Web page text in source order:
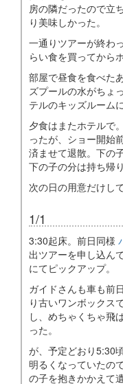
房の隣だったので立
り美味しかった。
一通りツアーが終わ
らい食を買ってから
部屋で昼食を食べた
ズプールの水がちょ
テルのキッズルーム
夕食はまたホテルで
ったが、ショー開始
済ませて退散。下の
下の子の分は持ち帰り
次の日の用意だけし
1/1
3:30起床。前日同様
出ツアーを申し込ん
にてピックアップ。
ガイドさんも車も前
り古いワンボックス
し、めちゃくちゃ飛
った。
が、予定どおり5:30
明るくなっていたの
の子を抱きかかえて